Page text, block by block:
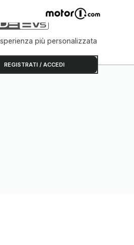
più personalizzata
REGISTRATI / ACCEDI